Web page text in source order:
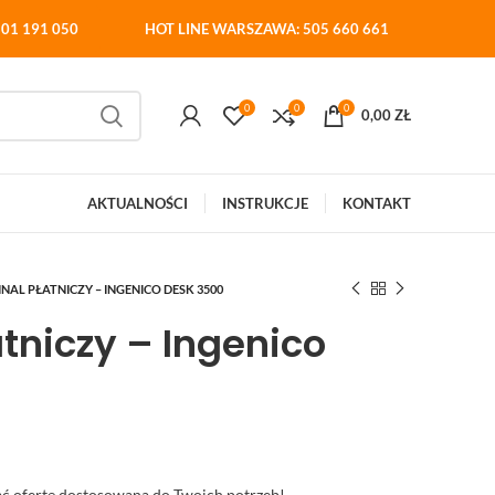
191 050 HOT LINE WARSZAWA: 505 660 661
0 0 0 0,00ZŁ
AKTUALNOŚCI INSTRUKCJE KONTAKT
PŁATNICZY – INGENICO DESK 3500
– Ingenico